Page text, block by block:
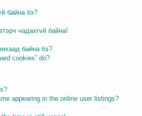
байна бэ?
чадахгvй байна!
байна бэ?
cookies” do?
appearing in the online user listings?